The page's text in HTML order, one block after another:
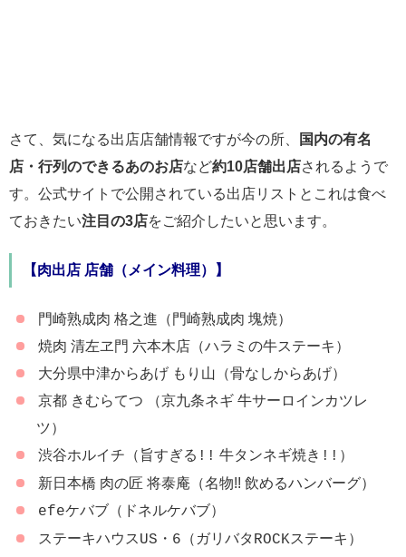
さて、気になる出店店舗情報ですが今の所、
国内の有名
店・行列のできるあのお店など約10店舗出店されるようで
す。公式サイトで公開されている出店リストとこれは食べ
ておきたい注目の3店をご紹介したいと思います。
【肉出店 店舗（メイン料理）】
門崎熟成肉 格之進（門崎熟成肉 塊焼）
焼肉 清左ヱ門 六本木店（ハラミの牛ステーキ）
大分県中津からあげ もり山（骨なしからあげ）
京都 きむらてつ （京九条ネギ 牛サーロインカツレ
ツ）
渋谷ホルイチ（旨すぎる !! 牛タンネギ焼き !! ）
新日本橋 肉の匠 将泰庵（名物!! 飲めるハンバーグ）
efeケバブ（ドネルケバブ）
ステーキハウスUS・6 （ガリバタROCKステーキ）